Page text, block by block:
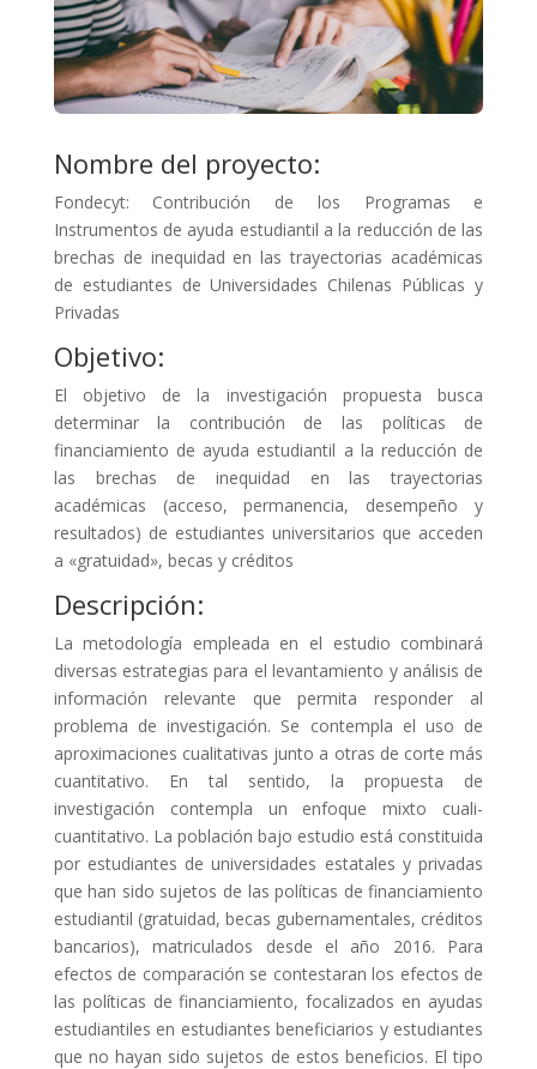
Nombre del proyecto:
Fondecyt: Contribución de los Programas e
Instrumentos de ayuda estudiantil a la reducción de las
brechas de inequidad en las trayectorias académicas
de estudiantes de Universidades Chilenas Públicas y
Privadas
Objetivo:
El objetivo de la investigación propuesta busca
determinar la contribución de las políticas de
financiamiento de ayuda estudiantil a la reducción de
las brechas de inequidad en las trayectorias
académicas (acceso, permanencia, desempeño y
resultados) de estudiantes universitarios que acceden
a «gratuidad», becas y créditos
Descripción:
La metodología empleada en el estudio combinará
diversas estrategias para el levantamiento y análisis de
información relevante que permita responder al
problema de investigación. Se contempla el uso de
aproximaciones cualitativas junto a otras de corte más
cuantitativo. En tal sentido, la propuesta de
investigación contempla un enfoque mixto cuali-
cuantitativo. La población bajo estudio está constituida
por estudiantes de universidades estatales y privadas
que han sido sujetos de las políticas de financiamiento
estudiantil (gratuidad, becas gubernamentales, créditos
bancarios), matriculados desde el año 2016. Para
efectos de comparación se contestaran los efectos de
las políticas de financiamiento, focalizados en ayudas
estudiantiles en estudiantes beneficiarios y estudiantes
que no hayan sido sujetos de estos beneficios. El tipo